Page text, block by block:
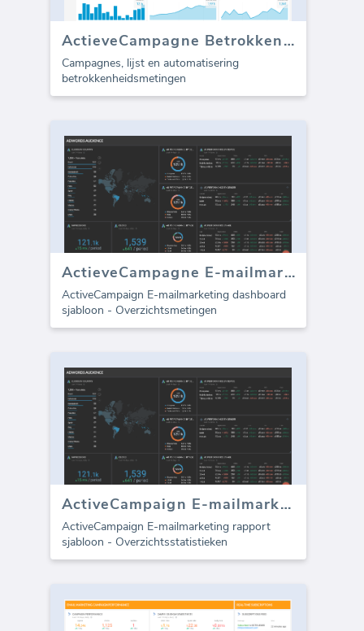
ActieveCampagne Betrokkenheid
Campagnes, lijst en automatisering
betrokkenheidsmetingen
ActieveCampagne E-mailmarketing
ActiveCampaign E-mailmarketing dashboard
sjabloon - Overzichtsmetingen
ActiveCampaign E-mailmarketing sjabloon (Rapport)
ActiveCampaign E-mailmarketing rapport
sjabloon - Overzichtsstatistieken